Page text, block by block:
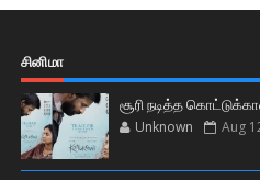
சினிமா
சூரி நடித்த
Unknown Aug